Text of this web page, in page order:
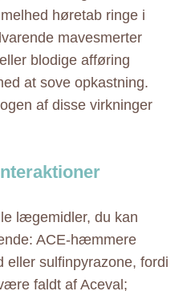
høretab ringe i
mavesmerter
blodige afføring
at sove opkastning.
af disse virkninger
lægemidler, du kan
ACE-hæmmere
eller sulfinpyrazone, fordi
faldt af Aceval;